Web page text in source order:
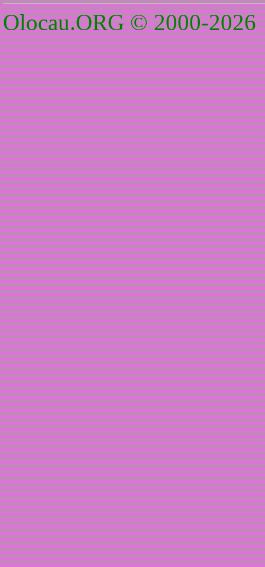
Olocau.ORG © 2000-2026